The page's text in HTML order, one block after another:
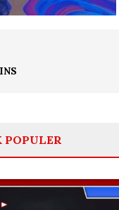
POPULER